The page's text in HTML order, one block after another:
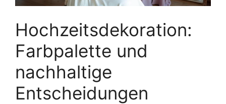
Hochzeitsdekoration:
Farbpalette und
nachhaltige
Entscheidungen